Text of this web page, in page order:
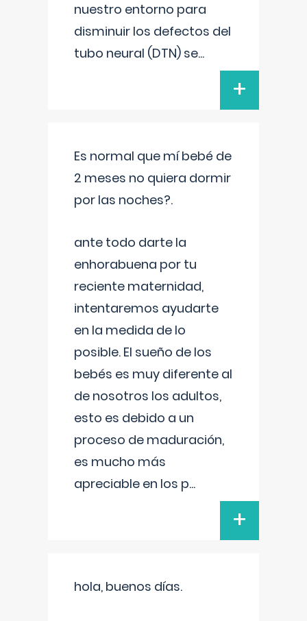
nuestro entorno para
disminuir los defectos del
tubo neural (DTN) se...
+
Es normal que mí bebé de
2 meses no quiera dormir
por las noches?.
ante todo darte la
enhorabuena por tu
reciente maternidad,
intentaremos ayudarte
en la medida de lo
posible. El sueño de los
bebés es muy diferente al
de nosotros los adultos,
esto es debido a un
proceso de maduración,
es mucho más
apreciable en los p...
+
hola, buenos días.